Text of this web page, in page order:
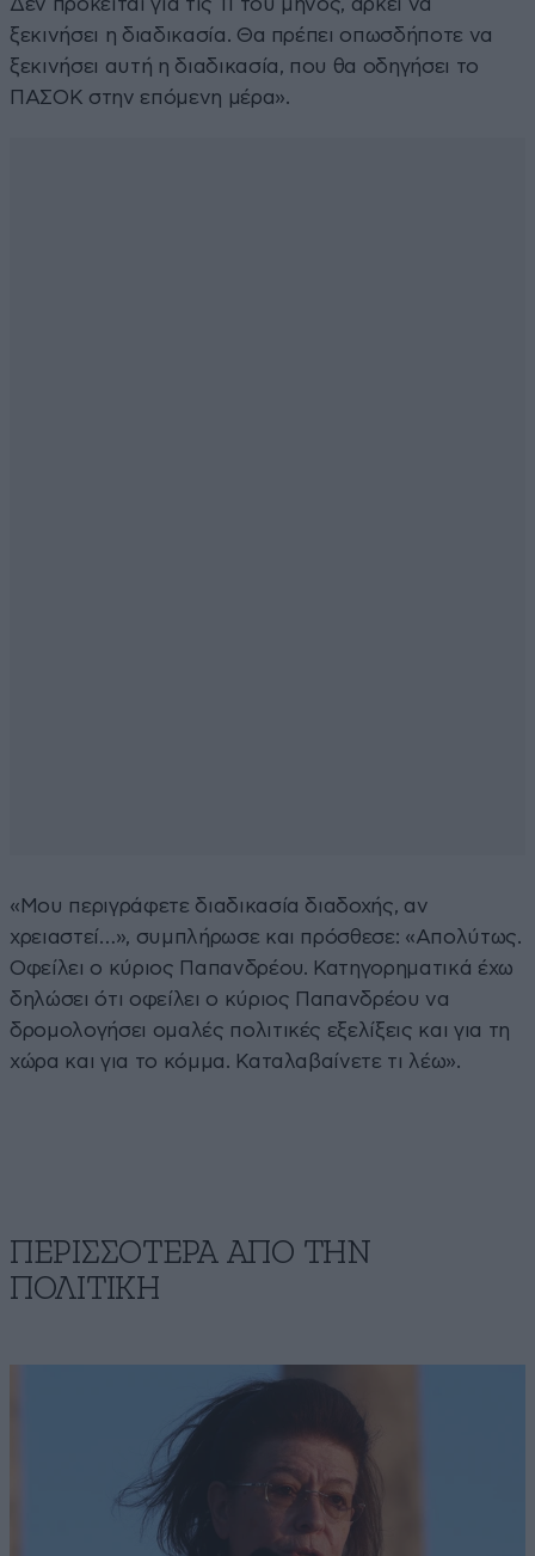
Δεν πρόκειται για τις 11 του μηνός, αρκεί να
ξεκινήσει η διαδικασία. Θα πρέπει οπωσδήποτε να
ξεκινήσει αυτή η διαδικασία, που θα οδηγήσει το
ΠΑΣΟΚ στην επόμενη μέρα».
«Μου περιγράφετε διαδικασία διαδοχής, αν
χρειαστεί…», συμπλήρωσε και πρόσθεσε: «Απολύτως.
Οφείλει ο κύριος Παπανδρέου. Κατηγορηματικά έχω
δηλώσει ότι οφείλει ο κύριος Παπανδρέου να
δρομολογήσει ομαλές πολιτικές εξελίξεις και για τη
χώρα και για το κόμμα. Καταλαβαίνετε τι λέω».
ΠΕΡΙΣΣΟΤΕΡΑ ΑΠΟ ΤΗΝ
ΠΟΛΙΤΙΚΗ